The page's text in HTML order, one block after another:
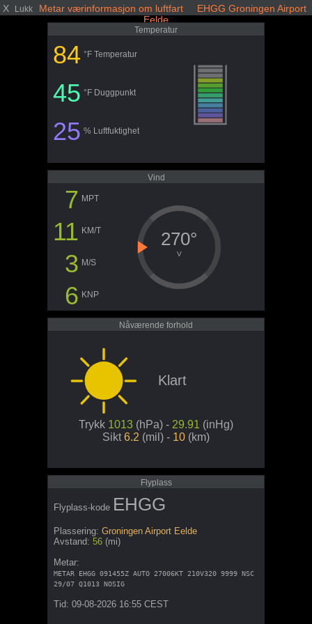
X Lukk
Metar værinformasjon om luftfart EHGG Groningen Airport
Eelde
Temperatur
84 °F Temperatur
45 °F Duggpunkt
25 % Luftfuktighet
Vind
7 MPT
11 KM/T
3 M/S
6 KNP
270°
V
Nåværende forhold
Klart
Trykk 1013 (hPa) - 29.91 (inHg)
Sikt6.2 (mil) - 10 (km)
Flyplass
Flyplass-kode EHGG
Plassering: Groningen Airport Eelde
Avstand: 56 (mi)
Metar:
METAR EHGG 091455Z AUTO 27006KT 210V320 9999 NSC
29/07 Q1013 NOSIG
Tid: 09-08-2026 16:55 CEST